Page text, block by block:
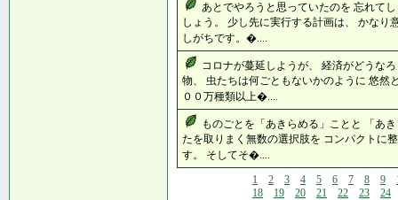
あとでやろうと思っていたのを 忘れて
しょう。 少し先に実行する計画は、 かなり
しがちです。�....
コロナが蔓延しようが、 経済がどうな
物、 虫たちは何ごともないかのように 悠然
００万種類以上�....
ものごとを「あきらめる」ことと 「あ
たを取りまく無数の選択肢を コンパクトに
す。 そしてそ�....
1 2 3 4 5 6 7 8 9
18
19 20 21 22 23
24